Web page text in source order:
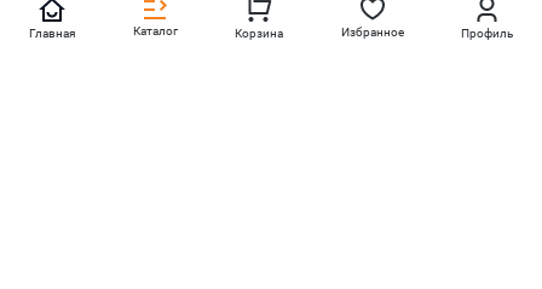
Главная Каталог Корзина Избранное Профиль